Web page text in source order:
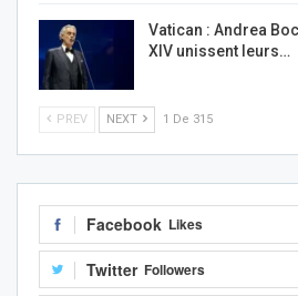
Vatican : Andrea
XIV unissent leurs…
PREV NEXT 1 De 315
Facebook Likes
Twitter Followers